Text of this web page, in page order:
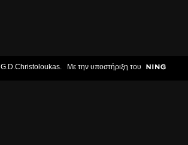
G.D.Christoloukas. Με την υποστήριξη του